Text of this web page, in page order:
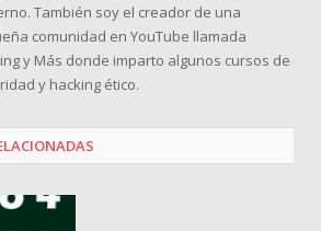
También soy el creador de una
comunidad en YouTube llamada
y Más donde imparto algunos cursos de
y hacking ético.